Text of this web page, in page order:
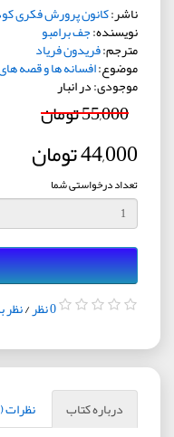
ناشر:کانون پرورش فکری
نویسنده:جف برامبو
مترجم:فریدون فریاد
موضوع:افسانه ها و قصه
موجودی: در انبار
55,000 تومان
44,000 تومان
تعداد درخواستی شما
0 نظر /نظر
درباره کتاب
نظرات (0)